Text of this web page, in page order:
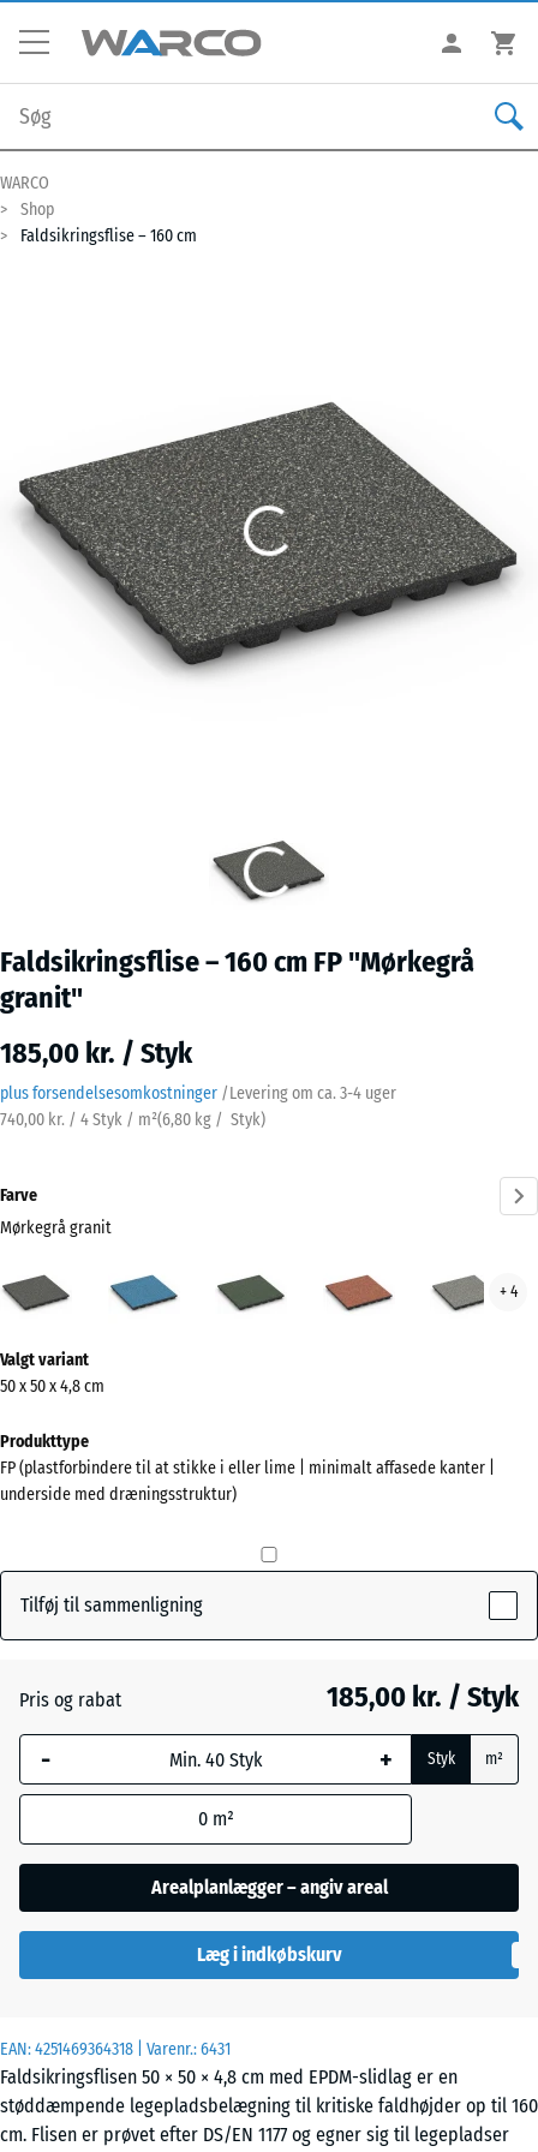
WARCO
Shop
Faldsikringsflise – 160 cm
Faldsikringsflise – 160 cm FP "Mørkegrå
granit"
185,00 kr. / Styk
plus forsendelsesomkostninger /Levering om ca. 3-4 uger
740,00 kr. / 4 Styk / m²(6,80 kg / Styk)
EAN:4251469364318 | Varenr.:6431
Faldsikringsflisen 50 × 50 × 4,8 cm med EPDM-slidlag er en
støddæmpende legepladsbelægning til kritiske faldhøjder op til 160
cm. Flisen er prøvet efter DS/EN 1177 og egner sig til legepladser
Farve
Mørkegrå granit
granit
græs
+ 4
information
om
farverne?
Vis
farvepalette
(active)
Engelsk
græs
+ 3,00 kr.
+ 3,00 kr.
+ 3,00 kr.
Lavendel + 3,00 kr.
Valgt variant
50 x 50 x 4,8 cm
Produkttype
FP (plastforbindere til at stikke i eller lime | minimalt affasede kanter |
underside med dræningsstruktur)
Tilføj til sammenligning
Pris og rabat 185,00 kr. / Styk
- + Styk m²
0 m²
Arealplanlægger – angiv areal
Læg i indkøbskurv